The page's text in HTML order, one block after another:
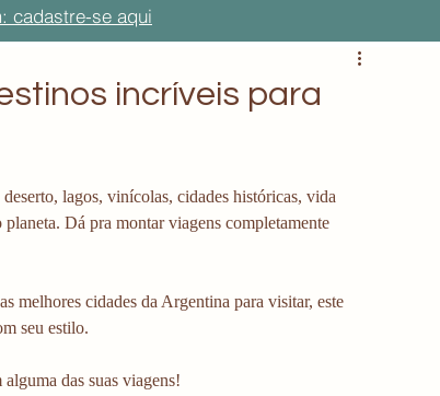
cadastre-se aqui
incríveis para
lagos, vinícolas, cidades históricas, vida
Dá pra montar viagens completamente
melhores cidades da Argentina para visitar, este
seu estilo.
das suas viagens!